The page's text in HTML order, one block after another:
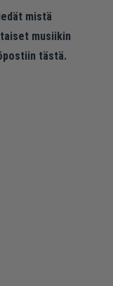
mistä
musiikin
tästä.